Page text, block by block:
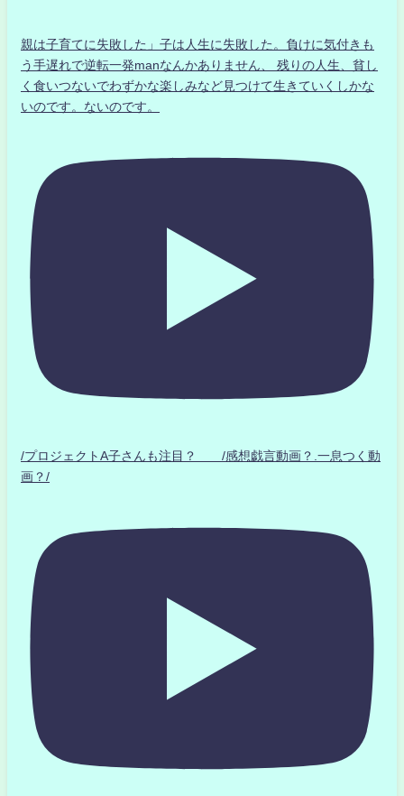
親は子育てに失敗した」子は人生に失敗した。負けに気付きも
う手遅れで逆転一発manなんかありません、 残りの人生、貧し
く食いつないでわずかな楽しみなど見つけて生きていくしかな
いのです。ないのです。
/プロジェクトA子さんも注目？ /感想戯言動画？.一息つく動
画？/